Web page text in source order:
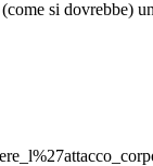
si dovrebbe)